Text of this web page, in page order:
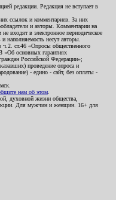
редакции. Редакция не вступает в
ссылок и комментариев. За них
и авторы. Комментарии на
входят в электронное периодическое
наполняемость несут авторы.
ч.2. ст.46 «Опросы общественного
«Об основных гарантиях
Российской Федерации»;
проведение опроса и
- едино - сайт, без оплаты -
нам об этом
духовной жизни общества,
Для мужчин и женщин. 16+ для